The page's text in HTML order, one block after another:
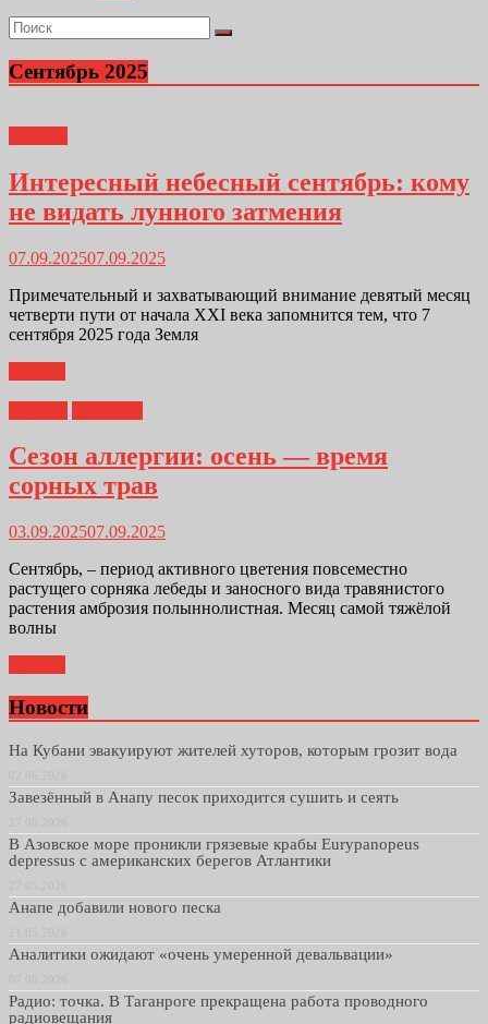
Сентябрь 2025
Интересный небесный сентябрь: кому
не видать лунного затмения
07.09.202507.09.2025
Примечательный и захватывающий внимание девятый месяц
четверти пути от начала XXI века запомнится тем, что 7
сентября 2025 года Земля
Сезон аллергии: осень — время
сорных трав
03.09.202507.09.2025
Сентябрь, – период активного цветения повсеместно
растущего сорняка лебеды и заносного вида травянистого
растения амброзия полыннолистная. Месяц самой тяжёлой
волны
Новости
На Кубани эвакуируют жителей хуторов, которым грозит вода
Завезённый в Анапу песок приходится сушить и сеять
В Азовское море проникли грязевые крабы Eurypanopeus
depressus с американских берегов Атлантики
Анапе добавили нового песка
Аналитики ожидают «очень умеренной девальвации»
Радио: точка. В Таганроге прекращена работа проводного
радиовещания